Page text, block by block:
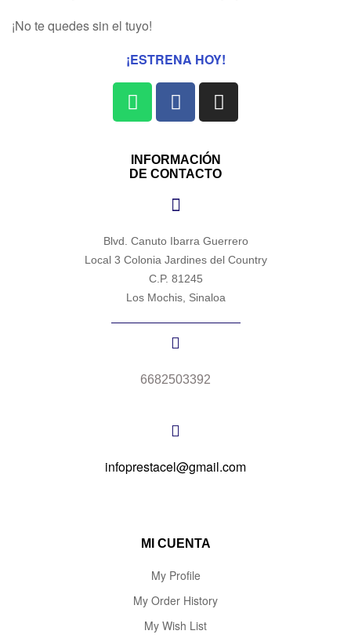
¡No te quedes sin el tuyo!
¡ESTRENA HOY!
INFORMACIÓN
DE CONTACTO
Blvd. Canuto Ibarra Guerrero
Local 3 Colonia Jardines del Country
C.P. 81245
Los Mochis, Sinaloa
6682503392
infoprestacel@gmail.com
MI CUENTA
My Profile
My Order History
My Wish List